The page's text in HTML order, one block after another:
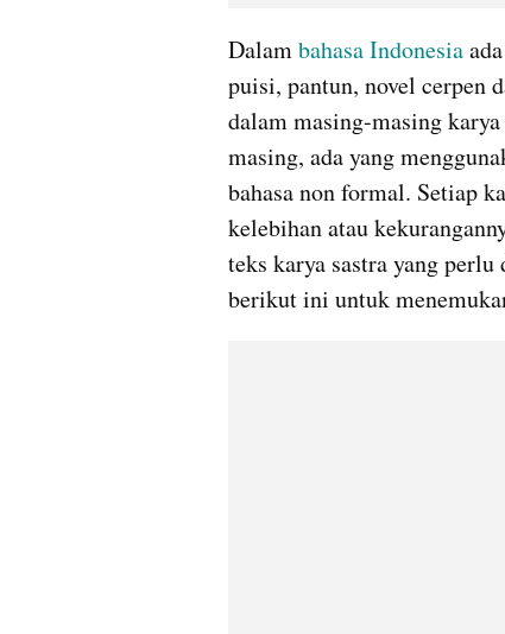
Dalam bahasa Indonesia
puisi, pantun, novel cerpen
dalam masing-masing
masing, ada yang
bahasa non formal. Setiap
kelebihan atau
teks karya sastra yang
berikut ini untuk